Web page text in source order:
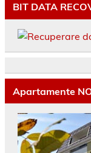
BIT DATA
Apartamente